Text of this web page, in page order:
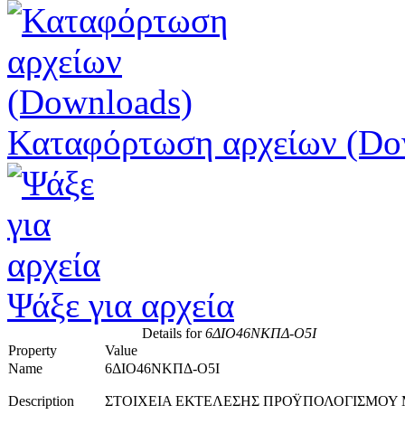
Καταφόρτωση αρχείων
Ψάξε για αρχεία
Details for6ΔΙΟ46ΝΚΠΔ-Ο5Ι
Property
Value
Name
6ΔΙΟ46ΝΚΠΔ-Ο5Ι
Description ΣΤΟΙΧΕΙΑ ΕΚΤΕΛΕΣΗΣ ΠΡΟΫΠΟΛΟΓΙΣΜΟΥ